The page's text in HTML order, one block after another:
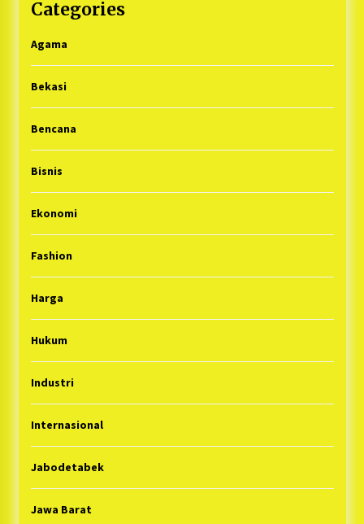
Categories
Agama
Bekasi
Bencana
Bisnis
Ekonomi
Fashion
Harga
Hukum
Industri
Internasional
Jabodetabek
Jawa Barat